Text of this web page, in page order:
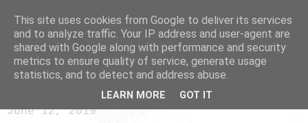
June 12, 2019
This site uses cookies from Google to deliver its services
and to analyze traffic. Your IP address and user-agent are
shared with Google along with performance and security
metrics to ensure quality of service, generate usage
statistics, and to detect and address abuse.
LEARN MORE GOT IT